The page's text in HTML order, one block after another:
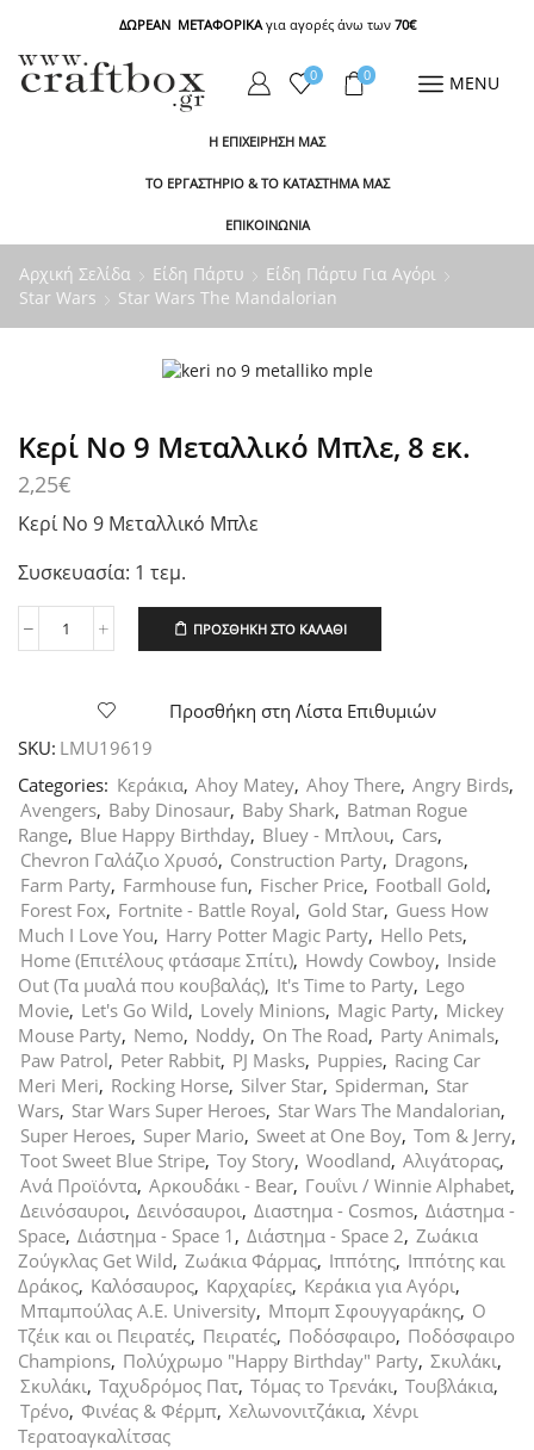
ΔΩΡΕΑΝ ΜΕΤΑΦΟΡΙΚΑγια αγορές άνω των 70€
0 0 MENU
Η ΕΠΙΧΕΙΡΗΣΗ ΜΑΣ
ΤΟ ΕΡΓΑΣΤΗΡΙΟ & ΤΟ ΚΑΤΑΣΤΗΜΑ ΜΑΣ
ΕΠΙΚΟΙΝΩΝΙΑ
Αρχική Σελίδα Είδη Πάρτυ
Είδη Πάρτυ Για Αγόρι
Star Wars
Star Wars The Mandalorian
Κερί Νο 9 Μεταλλικό Μπλε, 8 εκ.
2,25€
Κερί Νο 9 Μεταλλικό Μπλε
Συσκευασία: 1 τεμ.
Κερί
Μεταλλικό
8
εκ.
ποσότητα
ΠΡΟΣΘΉΚΗ ΣΤΟ ΚΑΛΆΘΙ
Προσθήκη στη Λίστα Επιθυμιών
SKU: LMU19619
Categories: Κεράκια, Ahoy Matey, Ahoy There, Angry Birds,
Avengers, Baby Dinosaur, Baby Shark, Batman Rogue
Range, Blue Happy Birthday, Bluey - Μπλουι, Cars,
Chevron Γαλάζιο Χρυσό, Construction Party, Dragons,
Farm Party, Farmhouse fun, Fischer Price, Football Gold,
Forest Fox, Fortnite - Battle Royal, Gold Star, Guess How
Much I Love You, Harry Potter Magic Party, Hello Pets,
Home (Επιτέλους φτάσαμε Σπίτι), Howdy Cowboy, Inside
Out (Τα μυαλά που κουβαλάς), It's Time to Party, Lego
Movie, Let's Go Wild, Lovely Minions, Magic Party, Mickey
Mouse Party, Nemo, Noddy, On The Road, Party Animals,
Paw Patrol, Peter Rabbit, PJ Masks, Puppies, Racing Car
Meri Meri, Rocking Horse, Silver Star, Spiderman, Star
Wars, Star Wars Super Heroes, Star Wars The Mandalorian,
Super Heroes, Super Mario, Sweet at One Boy, Tom & Jerry,
Toot Sweet Blue Stripe, Toy Story, Woodland, Αλιγάτορας,
Ανά Προϊόντα, Αρκουδάκι - Bear, Γουΐνι / Winnie Alphabet,
Δεινόσαυροι, Δεινόσαυροι, Διαστημα - Cosmos, Διάστημα -
Space, Διάστημα - Space 1 , Διάστημα - Space 2, Ζωάκια
Ζούγκλας Get Wild, Ζωάκια Φάρμας, Ιππότης, Ιππότης και
Δράκος, Καλόσαυρος, Καρχαρίες, Κεράκια για Αγόρι,
Μπαμπούλας Α.Ε. University, Μπομπ Σφουγγαράκης, Ο
Τζέικ και οι Πειρατές, Πειρατές, Ποδόσφαιρο, Ποδόσφαιρο
Champions, Πολύχρωμο "Happy Birthday" Party, Σκυλάκι,
Σκυλάκι, Ταχυδρόμος Πατ, Τόμας το Τρενάκι, Τουβλάκια,
Τρένο, Φινέας & Φέρμπ, Χελωνονιτζάκια, Χένρι
Τερατοαγκαλίτσας